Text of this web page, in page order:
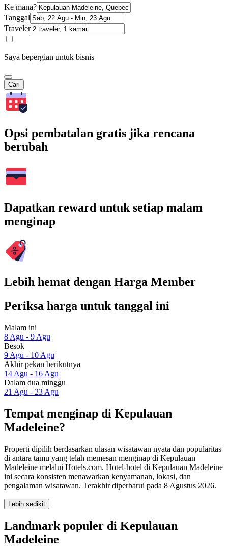
Ke mana?
Tanggal
Traveler
Saya bepergian untuk bisnis
Cari
Opsi pembatalan gratis jika rencana
berubah
Dapatkan reward untuk setiap malam
menginap
Lebih hemat dengan Harga Member
Periksa harga untuk tanggal ini
Malam ini
8 Agu - 9 Agu
Besok
9 Agu - 10 Agu
Akhir pekan berikutnya
14 Agu - 16 Agu
Dalam dua minggu
21 Agu - 23 Agu
Tempat menginap di Kepulauan
Madeleine?
Properti dipilih berdasarkan ulasan wisatawan nyata dan popularitas
di antara tamu yang telah memesan menginap di Kepulauan
Madeleine melalui Hotels.com. Hotel-hotel di Kepulauan Madeleine
ini secara konsisten menawarkan kenyamanan, lokasi, dan
pengalaman wisatawan. Terakhir diperbarui pada 8 Agustus 2026.
Lebih sedikit
Landmark populer di Kepulauan
Madeleine